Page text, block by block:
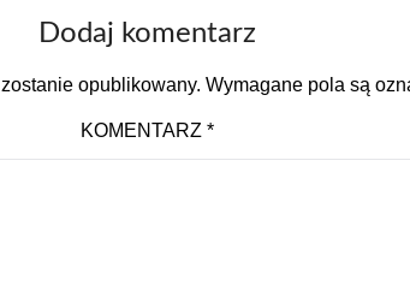
Dodaj komentarz
opublikowany. Wymagane pola są
KOMENTARZ*